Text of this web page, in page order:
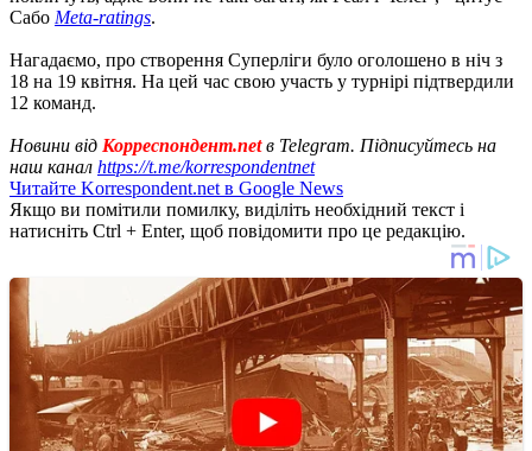
Сабо Meta-ratings.
Нагадаємо, про створення Суперліги було оголошено в ніч з
18 на 19 квітня. На цей час свою участь у турнірі підтвердили
12 команд.
Новини від Корреспондент.netв Telegram. Підписуйтесь на
наш канал https://t.me/korrespondentnet
Читайте Korrespondent.net в Google News
Якщо ви помітили помилку, виділіть необхідний текст і
натисніть Ctrl + Enter, щоб повідомити про це редакцію.